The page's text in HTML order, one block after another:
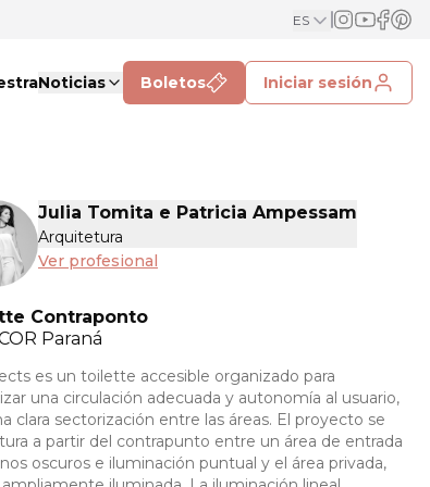
ES
Noticias Boletos Iniciar sesión
Julia Tomita e Patricia Ampessam
Arquitetura
Ver profesional
Contraponto
Paraná
es un toilette accesible organizado para
una circulación adecuada y autonomía al usuario,
clara sectorización entre las áreas. El proyecto se
a partir del contrapunto entre un área de entrada
oscuros e iluminación puntual y el área privada,